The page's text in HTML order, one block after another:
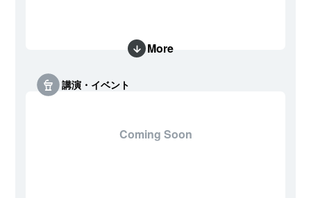
More
講演・イベント
Coming Soon